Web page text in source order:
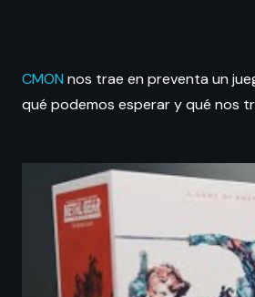
CMON nos trae en preventa un
qué podemos esperar y qué nos